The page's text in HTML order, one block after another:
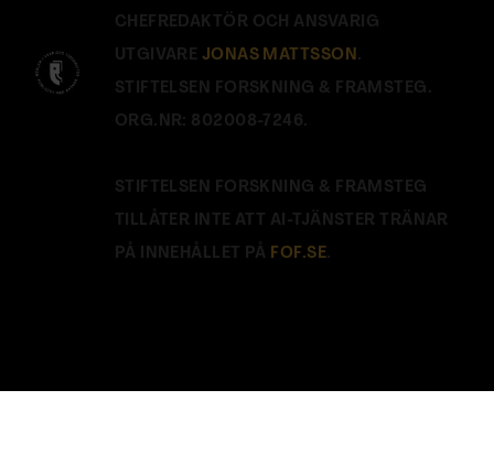
CHEFREDAKTÖR OCH ANSVARIG
UTGIVARE JONAS MATTSSON.
STIFTELSEN FORSKNING & FRAMSTEG.
ORG.NR: 802008-7246.
STIFTELSEN FORSKNING & FRAMSTEG
TILLÅTER INTE ATT AI-TJÄNSTER TRÄNAR
PÅ INNEHÅLLET PÅ FOF.SE.